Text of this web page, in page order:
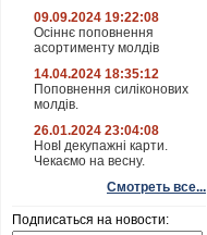
09.09.2024 19:22:08
Осіннє поповнення
асортименту молдів
14.04.2024 18:35:12
Поповнення силіконових
молдів.
26.01.2024 23:04:08
НовІ декупажні карти.
Чекаємо на весну.
Смотреть все...
Подписаться на новости: